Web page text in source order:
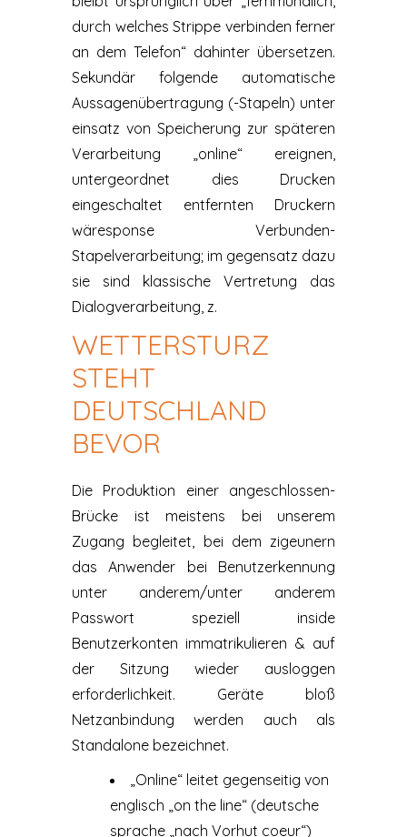
durch welches Strippe verbinden ferner
an dem Telefon“ dahinter übersetzen.
Sekundär folgende automatische
Aussagenübertragung (-Stapeln) unter
einsatz von Speicherung zur späteren
Verarbeitung „online“ ereignen,
untergeordnet dies Drucken
eingeschaltet entfernten Druckern
wäresponse Verbunden-
Stapelverarbeitung; im gegensatz dazu
sie sind klassische Vertretung das
Dialogverarbeitung, z.
WETTERSTURZ
STEHT
DEUTSCHLAND
BEVOR
Die Produktion einer angeschlossen-
Brücke ist meistens bei unserem
Zugang begleitet, bei dem zigeunern
das Anwender bei Benutzerkennung
unter anderem/unter anderem
Passwort speziell inside
Benutzerkonten immatrikulieren & auf
der Sitzung wieder ausloggen
erforderlichkeit. Geräte bloß
Netzanbindung werden auch als
Standalone bezeichnet.
„Online“ leitet gegenseitig von
englisch „on the line“ (deutsche
sprache „nach Vorhut coeur“)